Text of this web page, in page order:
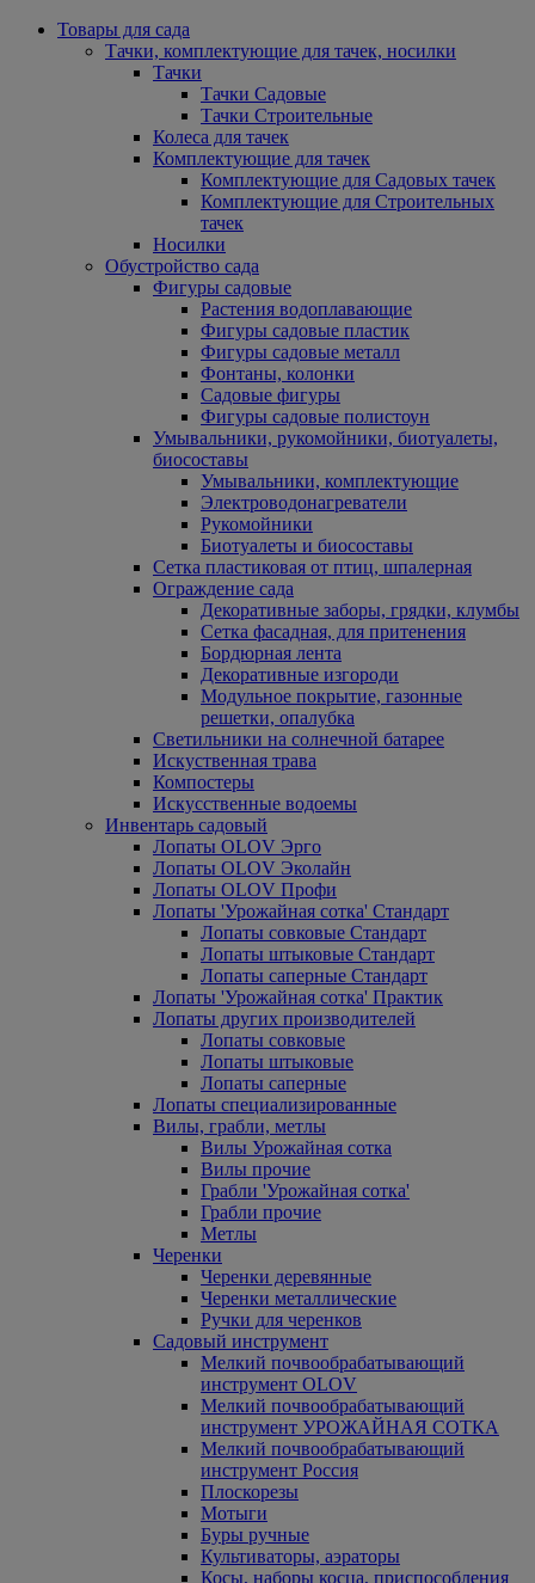
Товары для сада
Тачки, комплектующие для тачек, носилки
Тачки
Тачки Садовые
Тачки Строительные
Колеса для тачек
Комплектующие для тачек
Комплектующие для Садовых тачек
Комплектующие для Строительных
тачек
Носилки
Обустройство сада
Фигуры садовые
Растения водоплавающие
Фигуры садовые пластик
Фигуры садовые металл
Фонтаны, колонки
Садовые фигуры
Фигуры садовые полистоун
Умывальники, рукомойники, биотуалеты,
биосоставы
Умывальники, комплектующие
Электроводонагреватели
Рукомойники
Биотуалеты и биосоставы
Сетка пластиковая от птиц, шпалерная
Ограждение сада
Декоративные заборы, грядки, клумбы
Сетка фасадная, для притенения
Бордюрная лента
Декоративные изгороди
Модульное покрытие, газонные
решетки, опалубка
Светильники на солнечной батарее
Искуственная трава
Компостеры
Искусственные водоемы
Инвентарь садовый
Лопаты OLOV Эрго
Лопаты OLOV Эколайн
Лопаты OLOV Профи
Лопаты 'Урожайная сотка' Стандарт
Лопаты совковые Стандарт
Лопаты штыковые Стандарт
Лопаты саперные Стандарт
Лопаты 'Урожайная сотка' Практик
Лопаты других производителей
Лопаты совковые
Лопаты штыковые
Лопаты саперные
Лопаты специализированные
Вилы, грабли, метлы
Вилы Урожайная сотка
Вилы прочие
Грабли 'Урожайная сотка'
Грабли прочие
Метлы
Черенки
Черенки деревянные
Черенки металлические
Ручки для черенков
Садовый инструмент
Мелкий почвообрабатывающий
инструмент OLOV
Мелкий почвообрабатывающий
инструмент УРОЖАЙНАЯ СОТКА
Мелкий почвообрабатывающий
инструмент Россия
Плоскорезы
Мотыги
Буры ручные
Культиваторы, аэраторы
Косы, наборы косца, приспособления